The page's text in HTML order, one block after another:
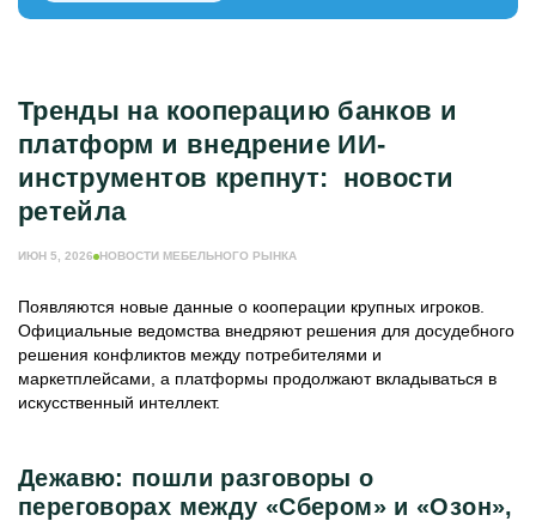
МЕБЕЛЬНОЕ ПРОИЗВОДСТВО
ИНФОРМАЦИЯ О ПОРТАЛЕ
РЕКЛАМОДАТЕЛЯМ
Тренды на кооперацию банков и
платформ и внедрение ИИ-
инструментов крепнут: новости
ретейла
ИЮН 5, 2026 НОВОСТИ МЕБЕЛЬНОГО РЫНКА
Появляются новые данные о кооперации крупных игроков.
Официальные ведомства внедряют решения для досудебного
решения конфликтов между потребителями и
маркетплейсами, а платформы продолжают вкладываться в
искусственный интеллект.
Дежавю: пошли разговоры о
переговорах между «Сбером» и «Озон»,